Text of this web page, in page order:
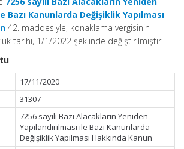
Bazı Kanunlarda Değişiklik Yapılması
42. maddesiyle, konaklama vergisinin
tarihi, 1/1/2022 şeklinde değiştirilmiştir.
17/11/2020
31307
7256 sayılı Bazı Alacakların Yeniden
Yapılandırılması ile Bazı Kanunlarda
Değişiklik Yapılması Hakkında Kanun